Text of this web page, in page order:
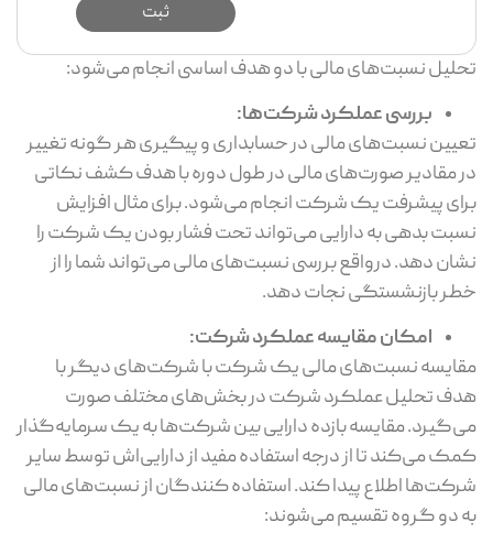
تحلیل نسبت‌های مالی با دو هدف اساسی انجام می‌شود:
بررسی عملکرد شرکت‌ها:
تعیین نسبت‌های مالی در حسابداری و پیگیری هر گونه تغییر
در مقادیر صورت‌های مالی در طول دوره با هدف کشف نکاتی
برای پیشرفت یک شرکت انجام می‌شود. برای مثال افزایش
نسبت بدهی به دارایی می‌تواند تحت فشار بودن یک شرکت را
نشان دهد. درواقع بررسی نسبت‌های مالی می‌تواند شما را از
خطر بازنشستگی نجات دهد.
امکان مقایسه عملکرد شرکت:
مقایسه نسبت‌های مالی یک شرکت با شرکت‌های دیگر با
هدف تحلیل عملکرد شرکت در بخش‌های مختلف صورت
می‌گیرد. مقایسه بازده دارایی بین شرکت‌ها به یک سرمایه‌گذار
کمک می‌کند تا از درجه استفاده مفید از دارایی‌اش توسط سایر
شرکت‌ها اطلاع پیدا کند. استفاده کنندگان از نسبت‌های مالی
به دو گروه تقسیم می‌شوند: